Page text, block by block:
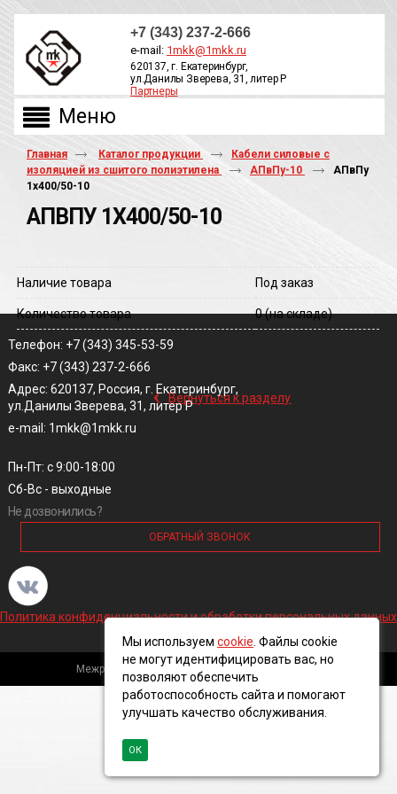
+7 (343) 237-2-666
e-mail: 1mkk@1mkk.ru
620137, г. Екатеринбург,
ул.Данилы Зверева, 31, литер Р
Партнеры
Главная Каталог продукции
Кабели силовые с
изоляцией из сшитого полиэтилена
АПвПу-10
АПвПу
1х400/50-10
АПВПУ 1Х400/50-10
Наличие товара Под заказ
Количество товара 0(на складе)
‹ Вернуться к разделу
Телефон: +7 (343) 345-53-59
Факс: +7 (343) 237-2-666
Адрес: 620137, Россия, г. Екатеринбург,
ул.Данилы Зверева, 31, литер Р
e-mail: 1mkk@1mkk.ru
Пн-Пт: с 9:00-18:00
Сб-Вс - выходные
Не дозвонились?
ОБРАТНЫЙ ЗВОНОК
Политика конфиденциальности и обработки персональных данных
Межрегиональная кабельная компания, 2016 ©
Мы используем cookie . Файлы cookie
не могут идентифицировать вас, но
позволяют обеспечить
работоспособность сайта и помогают
улучшать качество обслуживания.
ОК